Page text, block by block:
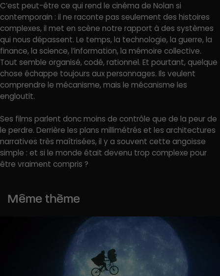
C’est peut-être ce qui rend le cinéma de Nolan si
contemporain : il ne raconte pas seulement des histoires
complexes, il met en scène notre rapport à des systèmes
qui nous dépassent. Le temps, la technologie, la guerre, la
finance, la science, l’information, la mémoire collective.
Tout semble organisé, codé, rationnel. Et pourtant, quelque
chose échappe toujours aux personnages. Ils veulent
comprendre le mécanisme, mais le mécanisme les
engloutit.
Ses films parlent donc moins de contrôle que de la peur de
le perdre. Derrière les plans millimétrés et les architectures
narratives très maîtrisées, il y a souvent cette angoisse
simple : et si le monde était devenu trop complexe pour
être vraiment compris ?
Même thème